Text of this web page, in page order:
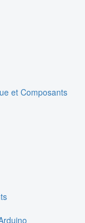
et Composants